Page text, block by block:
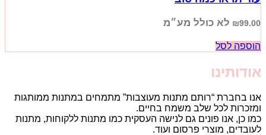
₪99.00 לא כולל מע״מ
הוספה לסל
אודותינו
אנו בחברת “רותם מתנות מעוצבות” מתמחים במתנות ממותגות
ומזכרות לכל שלב משמח בחיים.
כמו כן, אנו פונים גם לנישה העסקית כמו מתנות ללקוחות, מתנות
לעובדים, מוצרי פרסום ועוד.